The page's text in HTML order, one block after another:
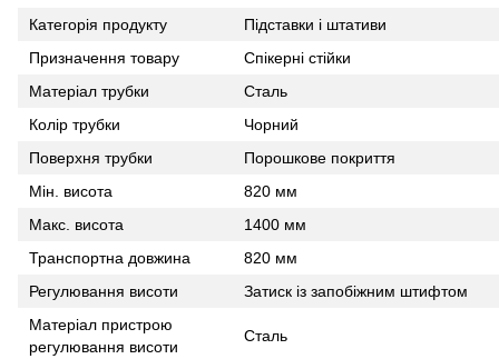
Категорія продукту
Підставки і штативи
Призначення товару
Спікерні стійки
Матеріал трубки
Сталь
Колір трубки
Чорний
Поверхня трубки
Порошкове покриття
Мін. висота
820 мм
Макс. висота
1400 мм
Транспортна довжина
820 мм
Регулювання висоти
Затиск із запобіжним штифтом
Матеріал пристрою
регулювання висоти
Сталь